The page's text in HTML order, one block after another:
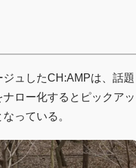
ュしたCH:AMPは、話題
ロー化するとピックアッ
っている。